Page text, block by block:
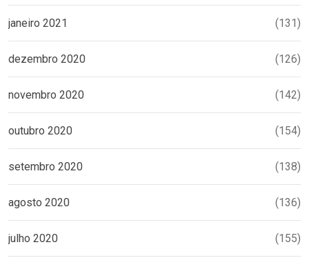
janeiro 2021 (131)
dezembro 2020 (126)
novembro 2020 (142)
outubro 2020 (154)
setembro 2020 (138)
agosto 2020 (136)
julho 2020 (155)